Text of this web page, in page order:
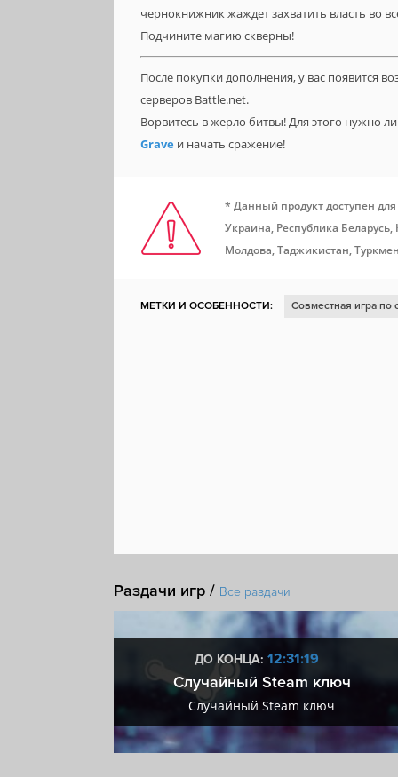
чернокнижник жаждет захватить власть во
Подчините магию скверны!
После покупки дополнения, у вас появится
серверов Battle.net.
Ворвитесь в жерло битвы! Для этого нужно
Grave и начать сражение!
* Данный продукт доступен
Украина, Республика
Молдова, Таджикистан,
МЕТКИ И ОСОБЕННОСТИ: Совместная игра по
Раздачи игр / Все раздачи
ДО КОНЦА: 12:31:18
Случайный Steam ключ
Случайный Steam ключ